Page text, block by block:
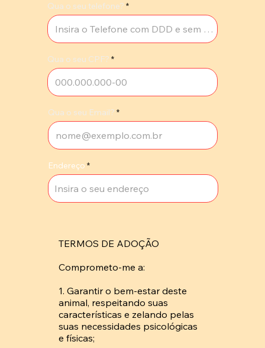
Qua o seu Email?
Qua o seu telefone?
Qua o seu CPF?
Endereço
TERMOS DE ADOÇÃO
Comprometo-me a:
1. Garantir o bem-estar deste
animal, respeitando suas
características e zelando pelas
suas necessidades psicológicas
e físicas;